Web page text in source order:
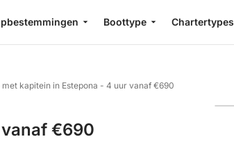
Boottype Chartertypes
kapitein in Estepona - 4 uur vanaf €690
€690